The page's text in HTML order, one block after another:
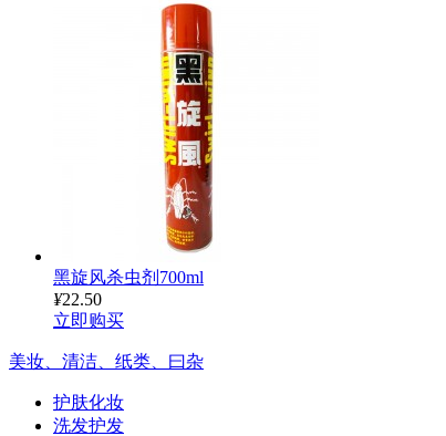
黑旋风杀虫剂700ml
¥22.50
立即购买
美妆、清洁、纸类、曰杂
护肤化妆
洗发护发